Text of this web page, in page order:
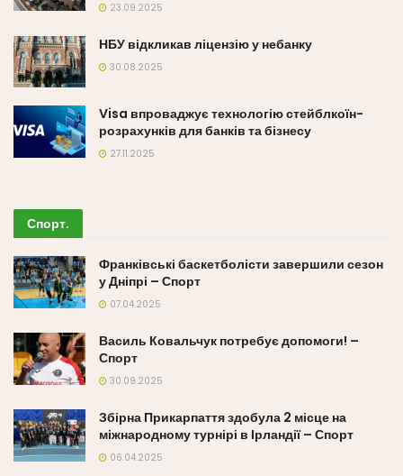
23.09.2025
НБУ відкликав ліцензію у небанку
30.08.2025
Visa впроваджує технологію стейблкоїн-
розрахунків для банків та бізнесу
27.11.2025
Спорт.
Франківські баскетболісти завершили сезон
у Дніпрі – Спорт
07.04.2025
Василь Ковальчук потребує допомоги! –
Спорт
30.09.2025
Збірна Прикарпаття здобула 2 місце на
міжнародному турнірі в Ірландії – Спорт
06.04.2025